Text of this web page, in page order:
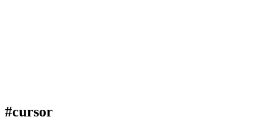
#cursor